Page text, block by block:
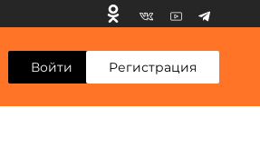
Войти Регистрация